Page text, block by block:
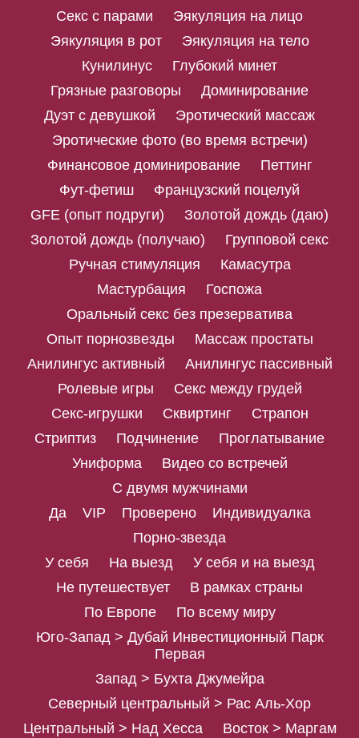
Секс с парами
Эякуляция на лицо
Эякуляция в рот
Эякуляция на тело
Кунилинус
Глубокий минет
Грязные разговоры
Доминирование
Дуэт с девушкой
Эротический массаж
Эротические фото (во время встречи)
Финансовое доминирование
Петтинг
Фут-фетиш
Французский поцелуй
GFE (опыт подруги)
Золотой дождь (даю)
Золотой дождь (получаю)
Групповой секс
Ручная стимуляция
Камасутра
Мастурбация
Госпожа
Оральный секс без презерватива
Опыт порнозвезды
Массаж простаты
Анилингус активный
Анилингус пассивный
Ролевые игры
Секс между грудей
Секс-игрушки
Сквиртинг
Страпон
Стриптиз
Подчинение
Проглатывание
Униформа
Видео со встречей
С двумя мужчинами
Да
VIP Проверено
Индивидуалка
Порно-звезда
У себя
На выезд
У себя и на выезд
Не путешествует
В рамках страны
По Европе
По всему миру
Юго-Запад > Дубай Инвестиционный Парк
Первая
Запад > Бухта Джумейра
Северный центральный > Рас Аль-Хор
Центральный > Над Хесса
Восток > Маргам